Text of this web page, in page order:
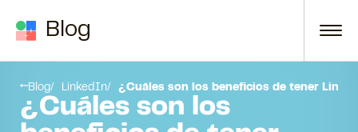
Blog
Blog LinkedIn ¿Cuáles son los beneficios de tener
¿Cuáles son los